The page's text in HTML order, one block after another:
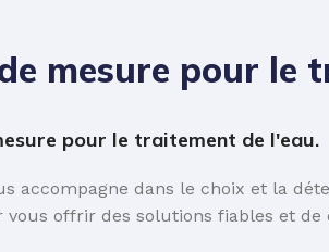
mesure pour le
pour le traitement de l'eau.
accompagne dans le choix et la
offrir des solutions fiables et